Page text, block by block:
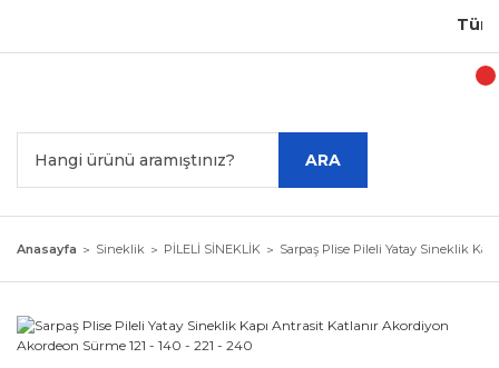
ARA
Anasayfa Sineklik PİLELİ SİNEKLİK Sarpaş Plise Pileli Yatay Sineklik